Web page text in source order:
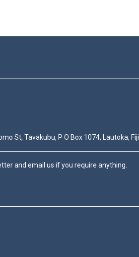
St, Tavakubu, P O Box 1074, Lautoka, Fiji.
and email us if you require anything.